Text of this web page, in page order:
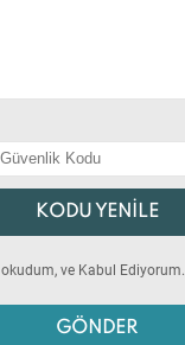
KODU YENİLE
okudum, ve Kabul Ediyorum.